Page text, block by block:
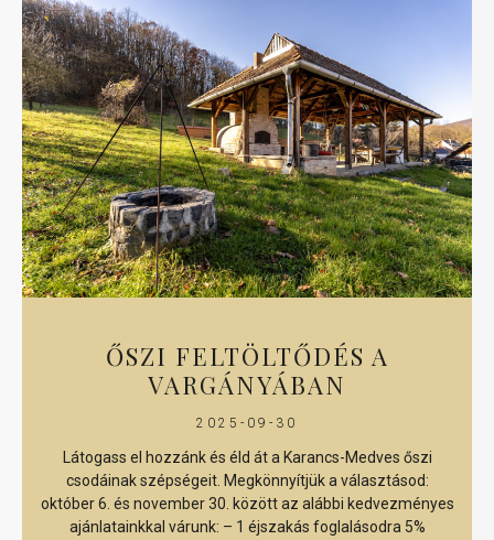
ŐSZI FELTÖLTŐDÉS A
VARGÁNYÁBAN
2025-09-30
Látogass el hozzánk és éld át a Karancs-Medves őszi
csodáinak szépségeit. Megkönnyítjük a választásod:
október 6. és november 30. között az alábbi kedvezményes
ajánlatainkkal várunk: – 1 éjszakás foglalásodra 5%